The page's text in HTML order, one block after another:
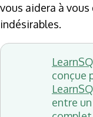
vous aidera à vous
indésirables.
conçue
entre